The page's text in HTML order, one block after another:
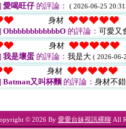
愛喝旺仔的評論： ( 2026-06-25
身材
ObbbbbbbbbbbbO 的評論： 可愛又
身材
我是壞蛋 的評論： 我是大 ( 2026-06-
身材
Batman又叫杯麵 的評論： 身材不
© 2026 By 愛愛台妹視訊裸聊 All